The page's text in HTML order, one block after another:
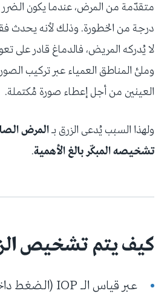
متقدّمة من المرض، عندما يكون الضرر
درجة من الخطورة. وذلك لأنه يحدث
لا يُدركه المريض، فالدماغ قادر على
وملئ المناطق العمياء عبر تركيب
العينين من أجل إعطاء صورة مُكتملة.
ولهذا السبب يُدعى الزرق بـالمرض
تشخيصه المبكّر بالغ الأهمية.
كيف يتم تشخيص
عبر قياس الـ IOP (الضغط داخل مقلة العين)